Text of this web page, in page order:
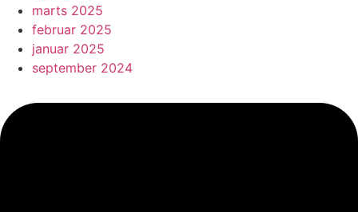
marts 2025
februar 2025
januar 2025
september 2024